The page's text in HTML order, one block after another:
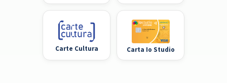
Carte Cultura Carta Io Studio